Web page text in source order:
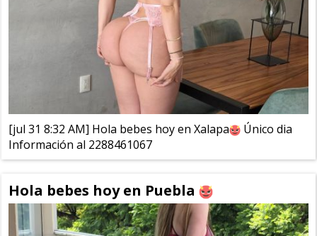
[jul 31 8:32 AM] Hola bebes hoy en Xalapa
Único dia
Información al 2288461067
Hola bebes hoy en Puebla